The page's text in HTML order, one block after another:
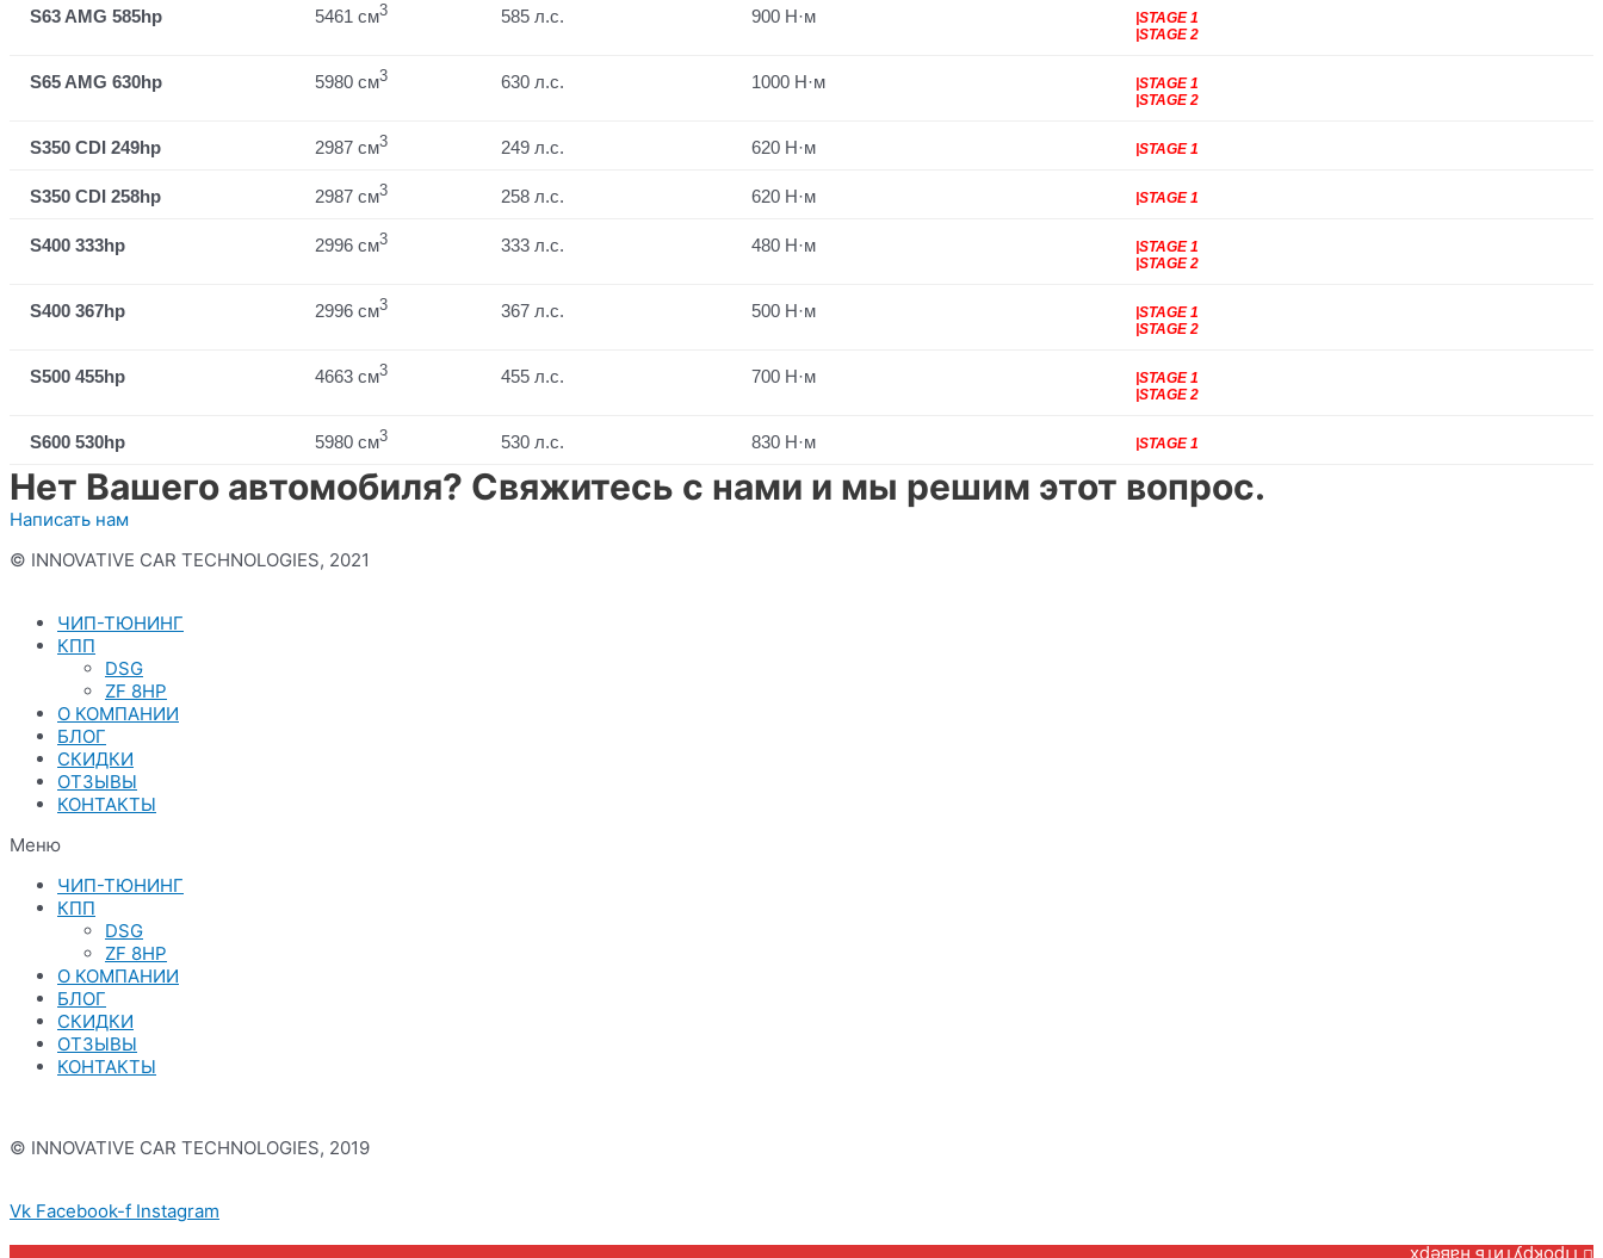
S63 AMG 585hp 5461 см3 585 л.с. 900 Н·м
|STAGE 1
|STAGE 2
S65 AMG 630hp 5980 см3 630 л.с. 1000 Н·м
|STAGE 1
|STAGE 2
S350 CDI 249hp 2987 см3 249 л.с. 620 Н·м |STAGE 1
S350 CDI 258hp 2987 см3 258 л.с. 620 Н·м |STAGE 1
S400 333hp 2996 см3 333 л.с. 480 Н·м
|STAGE 1
|STAGE 2
S400 367hp 2996 см3 367 л.с. 500 Н·м
|STAGE 1
|STAGE 2
S500 455hp 4663 см3 455 л.с. 700 Н·м
|STAGE 1
|STAGE 2
S600 530hp 5980 см3 530 л.с. 830 Н·м |STAGE 1
Нет Вашего автомобиля? Свяжитесь с нами и мы решим этот вопрос.
Написать нам
© INNOVATIVE CAR TECHNOLOGIES, 2021
ЧИП-ТЮНИНГ
КПП
DSG
ZF 8HP
О КОМПАНИИ
БЛОГ
СКИДКИ
ОТЗЫВЫ
КОНТАКТЫ
Меню
ЧИП-ТЮНИНГ
КПП
DSG
ZF 8HP
О КОМПАНИИ
БЛОГ
СКИДКИ
ОТЗЫВЫ
КОНТАКТЫ
© INNOVATIVE CAR TECHNOLOGIES, 2019
Vk Facebook-f Instagram